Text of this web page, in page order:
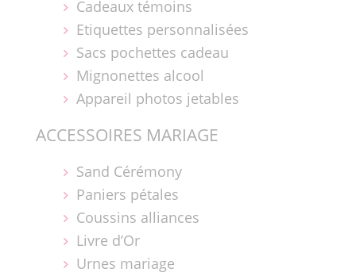
Cadeaux témoins
Etiquettes personnalisées
Sacs pochettes cadeau
Mignonettes alcool
Appareil photos jetables
ACCESSOIRES MARIAGE
Sand Cérémony
Paniers pétales
Coussins alliances
Livre d’Or
Urnes mariage